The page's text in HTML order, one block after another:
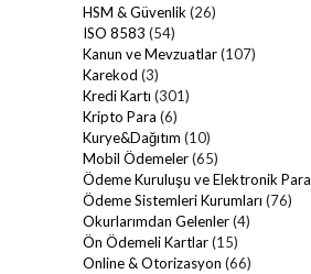
HSM & Güvenlik(26)
ISO 8583 (54)
Kanun ve Mevzuatlar(107)
Karekod (3)
Kredi Kartı (301)
Kripto Para (6)
Kurye&Dağıtım (10)
Mobil Ödemeler(65)
Ödeme Kuruluşu ve Elektronik Para
Ödeme Sistemleri Kurumları (76)
Okurlarımdan Gelenler(4)
Ön Ödemeli Kartlar(15)
Online & Otorizasyon (66)